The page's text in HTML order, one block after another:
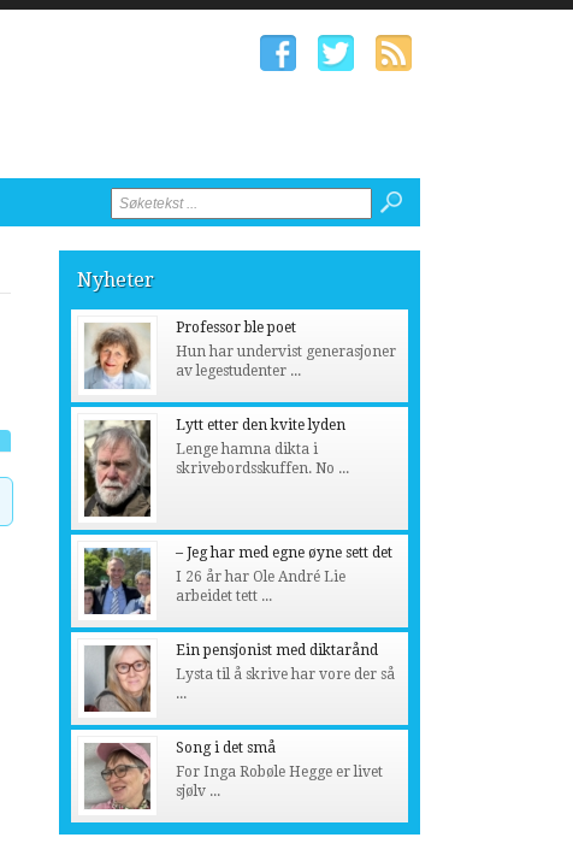
Nyheter
Professor ble poet
Hun har undervist generasjoner
av legestudenter ...
Lytt etter den kvite lyden
Lenge hamna dikta i
skrivebordsskuffen. No ...
– Jeg har med egne øyne sett det
I 26 år har Ole André Lie
arbeidet tett ...
Ein pensjonist med diktarånd
Lysta til å skrive har vore der så
...
Song i det små
For Inga Robøle Hegge er livet
sjølv ...